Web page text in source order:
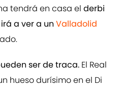
tendrá en casa el derbi
a ver a un Valladolid
ser de traca. El Real
hueso durísimo en el Di